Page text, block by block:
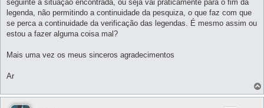
seguinte à situação encontrada, ou seja vai práticamente para o fim da
legenda, não permitindo a continuidade da pesquiza, o que faz com que
se perca a continuidade da verificação das legendas. É mesmo assim ou
estou a fazer alguma coisa mal?
Mais uma vez os meus sinceros agradecimentos
Ar